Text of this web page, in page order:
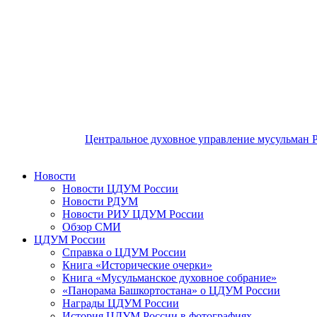
Центральное духовное управление мусульман
Новости
Новости ЦДУМ России
Новости РДУМ
Новости РИУ ЦДУМ России
Обзор СМИ
ЦДУМ России
Справка о ЦДУМ России
Книга «Исторические очерки»
Книга «Мусульманское духовное собрание»
«Панорама Башкортостана» о ЦДУМ России
Награды ЦДУМ России